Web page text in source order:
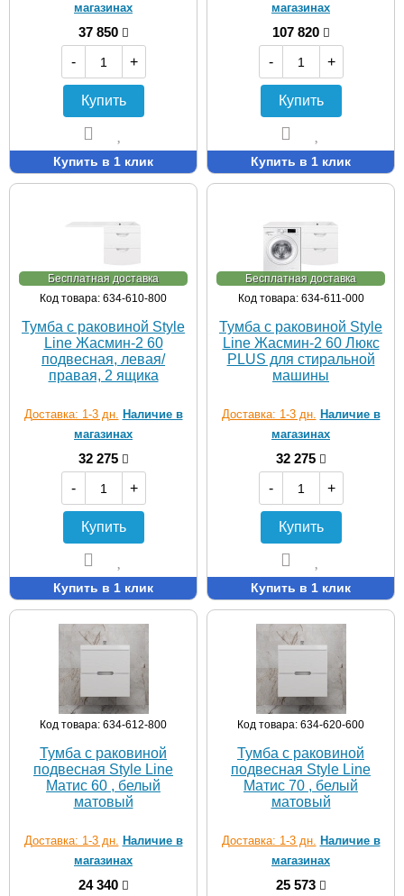
магазинах
37 850
-
+
Купить
Купить в 1 клик
магазинах
107 820
-
+
Купить
Купить в 1 клик
Бесплатная доставка
Код товара: 634-610-800
Тумба с раковиной Style
Line Жасмин-2 60
подвесная, левая/
правая, 2 ящика
Доставка: 1-3 дн. Наличие в
магазинах
32 275
-
+
Купить
Купить в 1 клик
Бесплатная доставка
Код товара: 634-611-000
Тумба с раковиной Style
Line Жасмин-2 60 Люкс
PLUS для стиральной
машины
Доставка: 1-3 дн. Наличие в
магазинах
32 275
-
+
Купить
Купить в 1 клик
Код товара: 634-612-800
Тумба с раковиной
подвесная Style Line
Матис 60 , белый
матовый
Доставка: 1-3 дн. Наличие в
магазинах
24 340
Код товара: 634-620-600
Тумба с раковиной
подвесная Style Line
Матис 70 , белый
матовый
Доставка: 1-3 дн. Наличие в
магазинах
25 573